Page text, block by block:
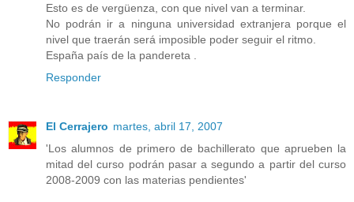
Esto es de vergüenza, con que nivel van a terminar.
No podrán ir a ninguna universidad extranjera porque el
nivel que traerán será imposible poder seguir el ritmo.
España país de la pandereta .
Responder
El Cerrajero martes, abril 17, 2007
'Los alumnos de primero de bachillerato que aprueben la
mitad del curso podrán pasar a segundo a partir del curso
2008-2009 con las materias pendientes'